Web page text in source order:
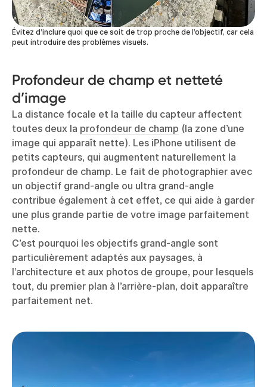
Évitez d’inclure quoi que ce soit de trop proche de l’objectif, car cela
peut introduire des problèmes visuels.
Profondeur de champ et netteté
d’image
La distance focale et la taille du capteur affectent
toutes deux la profondeur de champ (la zone d’une
image qui apparaît nette). Les iPhone utilisent de
petits capteurs, qui augmentent naturellement la
profondeur de champ. Le fait de photographier avec
un objectif grand-angle ou ultra grand-angle
contribue également à cet effet, ce qui aide à garder
une plus grande partie de votre image parfaitement
nette.
C’est pourquoi les objectifs grand-angle sont
particulièrement adaptés aux paysages, à
l’architecture et aux photos de groupe, pour lesquels
tout, du premier plan à l’arrière-plan, doit apparaître
parfaitement net.